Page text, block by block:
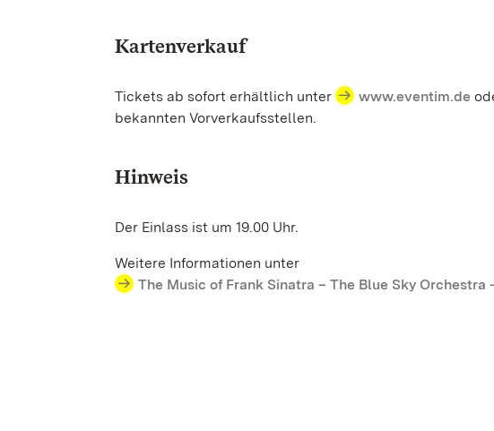
Kartenverkauf
Tickets ab sofort erhältlich unter www.eventim.de
bekannten Vorverkaufsstellen.
Hinweis
Der Einlass ist um 19.00 Uhr.
Weitere Informationen unter
The Music of Frank Sinatra – The Blue Sky Orchestra